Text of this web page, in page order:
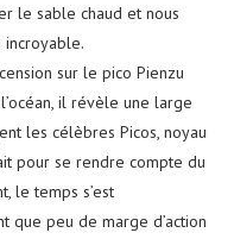
le sable chaud et nous
incroyable.
sur le pico Pienzu
il révèle une large
les célèbres Picos, noyau
pour se rendre compte du
le temps s’est
que peu de marge d’action